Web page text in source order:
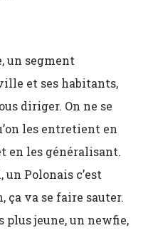
un segment
et ses habitants,
diriger. On ne se
les entretient en
en les généralisant.
Polonais c’est
ça va se faire sauter.
plus jeune, un newfie,